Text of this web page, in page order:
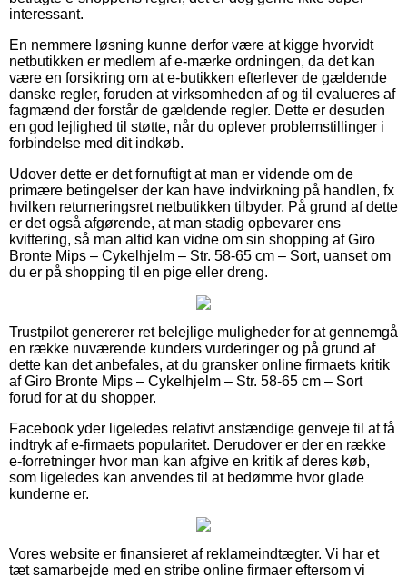
interessant.
En nemmere løsning kunne derfor være at kigge hvorvidt
netbutikken er medlem af e-mærke ordningen, da det kan
være en forsikring om at e-butikken efterlever de gældende
danske regler, foruden at virksomheden af og til evalueres af
fagmænd der forstår de gældende regler. Dette er desuden
en god lejlighed til støtte, når du oplever problemstillinger i
forbindelse med dit indkøb.
Udover dette er det fornuftigt at man er vidende om de
primære betingelser der kan have indvirkning på handlen, fx
hvilken returneringsret netbutikken tilbyder. På grund af dette
er det også afgørende, at man stadig opbevarer ens
kvittering, så man altid kan vidne om sin shopping af Giro
Bronte Mips – Cykelhjelm – Str. 58-65 cm – Sort, uanset om
du er på shopping til en pige eller dreng.
Trustpilot genererer ret belejlige muligheder for at gennemgå
en række nuværende kunders vurderinger og på grund af
dette kan det anbefales, at du gransker online firmaets kritik
af Giro Bronte Mips – Cykelhjelm – Str. 58-65 cm – Sort
forud for at du shopper.
Facebook yder ligeledes relativt anstændige genveje til at få
indtryk af e-firmaets popularitet. Derudover er der en række
e-forretninger hvor man kan afgive en kritik af deres køb,
som ligeledes kan anvendes til at bedømme hvor glade
kunderne er.
Vores website er finansieret af reklameindtægter. Vi har et
tæt samarbejde med en stribe online firmaer eftersom vi